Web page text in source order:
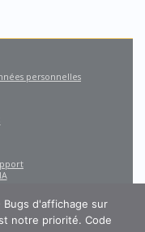
personnelles
d'affichage sur
notre priorité. Code